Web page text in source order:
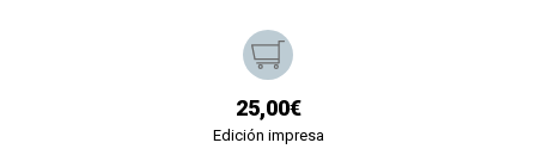
25,00€
Edición impresa